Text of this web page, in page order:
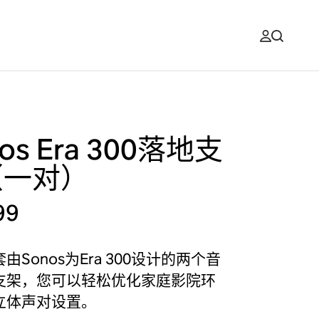
Era 300落地支
对）
由Sonos为Era 300设计的两个音
架，您可以轻松优化家庭影院环
声对设置。